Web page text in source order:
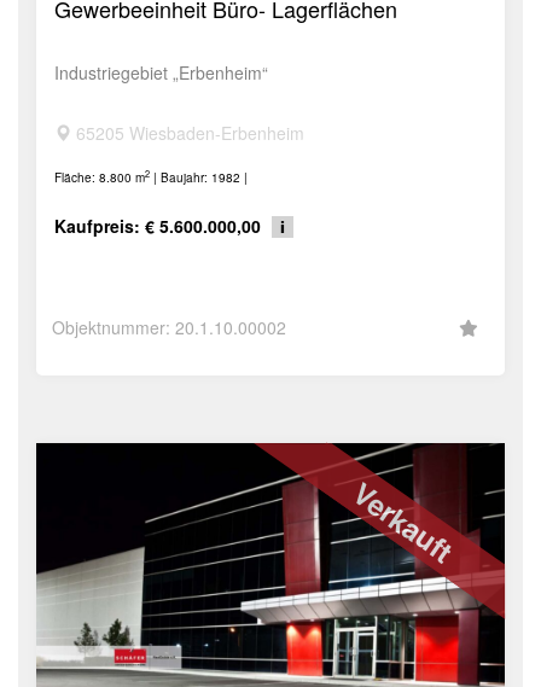
Gewerbeeinheit Büro- Lagerflächen
Industriegebiet „Erbenheim“
65205 Wiesbaden-Erbenheim
Fläche: 8.800 m2 | Baujahr: 1982 |
Kaufpreis: € 5.600.000,00
Objektnummer: 20.1.10.00002
Verkauft